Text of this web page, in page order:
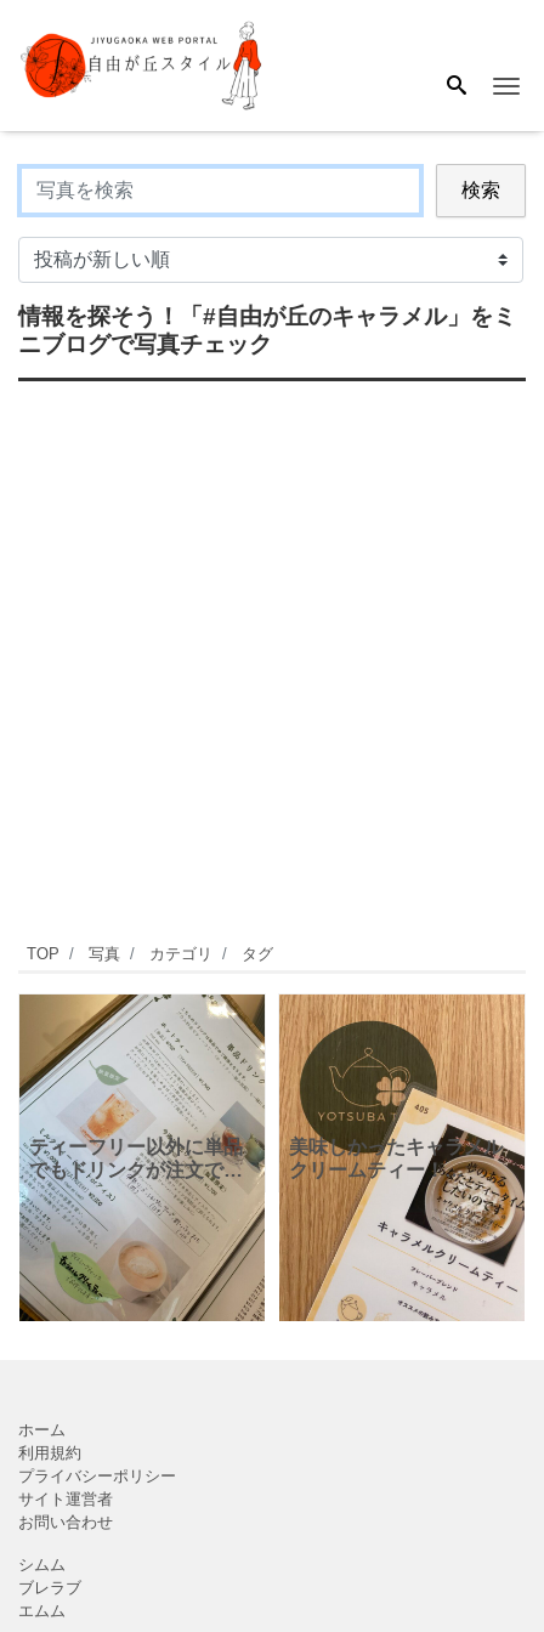
検索
情報を探そう！ 「#自由が丘のキャラメル」 をミ
ニブログで写真チェック
TOP 写真 カテゴリ タグ
ティーフリー以外に単品
でもドリンクが注文でき
るのでちょっとした休憩
にも使いやすいお店の
YOTSUBA TEAさん！キ
ャラメル味にも出来るミ
ルクティーも美味しそう
美味しかったキャラメル
クリームティー！
YOTSUBA TEAで飲む紅
茶にはそれぞれにタイト
ルが付けられていて、そ
れがどれもまた素敵なネ
ーミング！紅茶は入り口
で店
ホーム
利用規約
プライバシーポリシー
サイト運営者
お問い合わせ
シムム
ブレラブ
エムム